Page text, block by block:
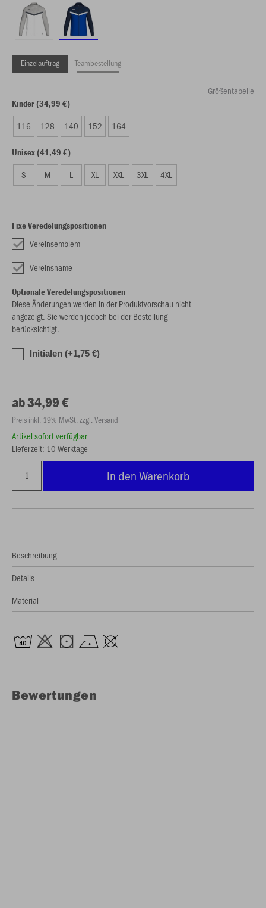
Einzelauftrag Teambestellung
Größentabelle
Kinder (34,99 €)
116 128 140 152 164
Unisex (41,49 €)
S M L XL XXL 3XL 4XL
Fixe Veredelungspositionen
Vereinsemblem
Vereinsname
Optionale Veredelungspositionen
Diese Änderungen werden in der Produktvorschau nicht
angezeigt. Sie werden jedoch bei der Bestellung
berücksichtigt.
Initialen (+1,75 €)
ab 34,99 €
Preis inkl. 19% MwSt. zzgl. Versand
Artikel sofort verfügbar
Lieferzeit: 10 Werktage
In den Warenkorb
Beschreibung
Details
Material
Bewertungen